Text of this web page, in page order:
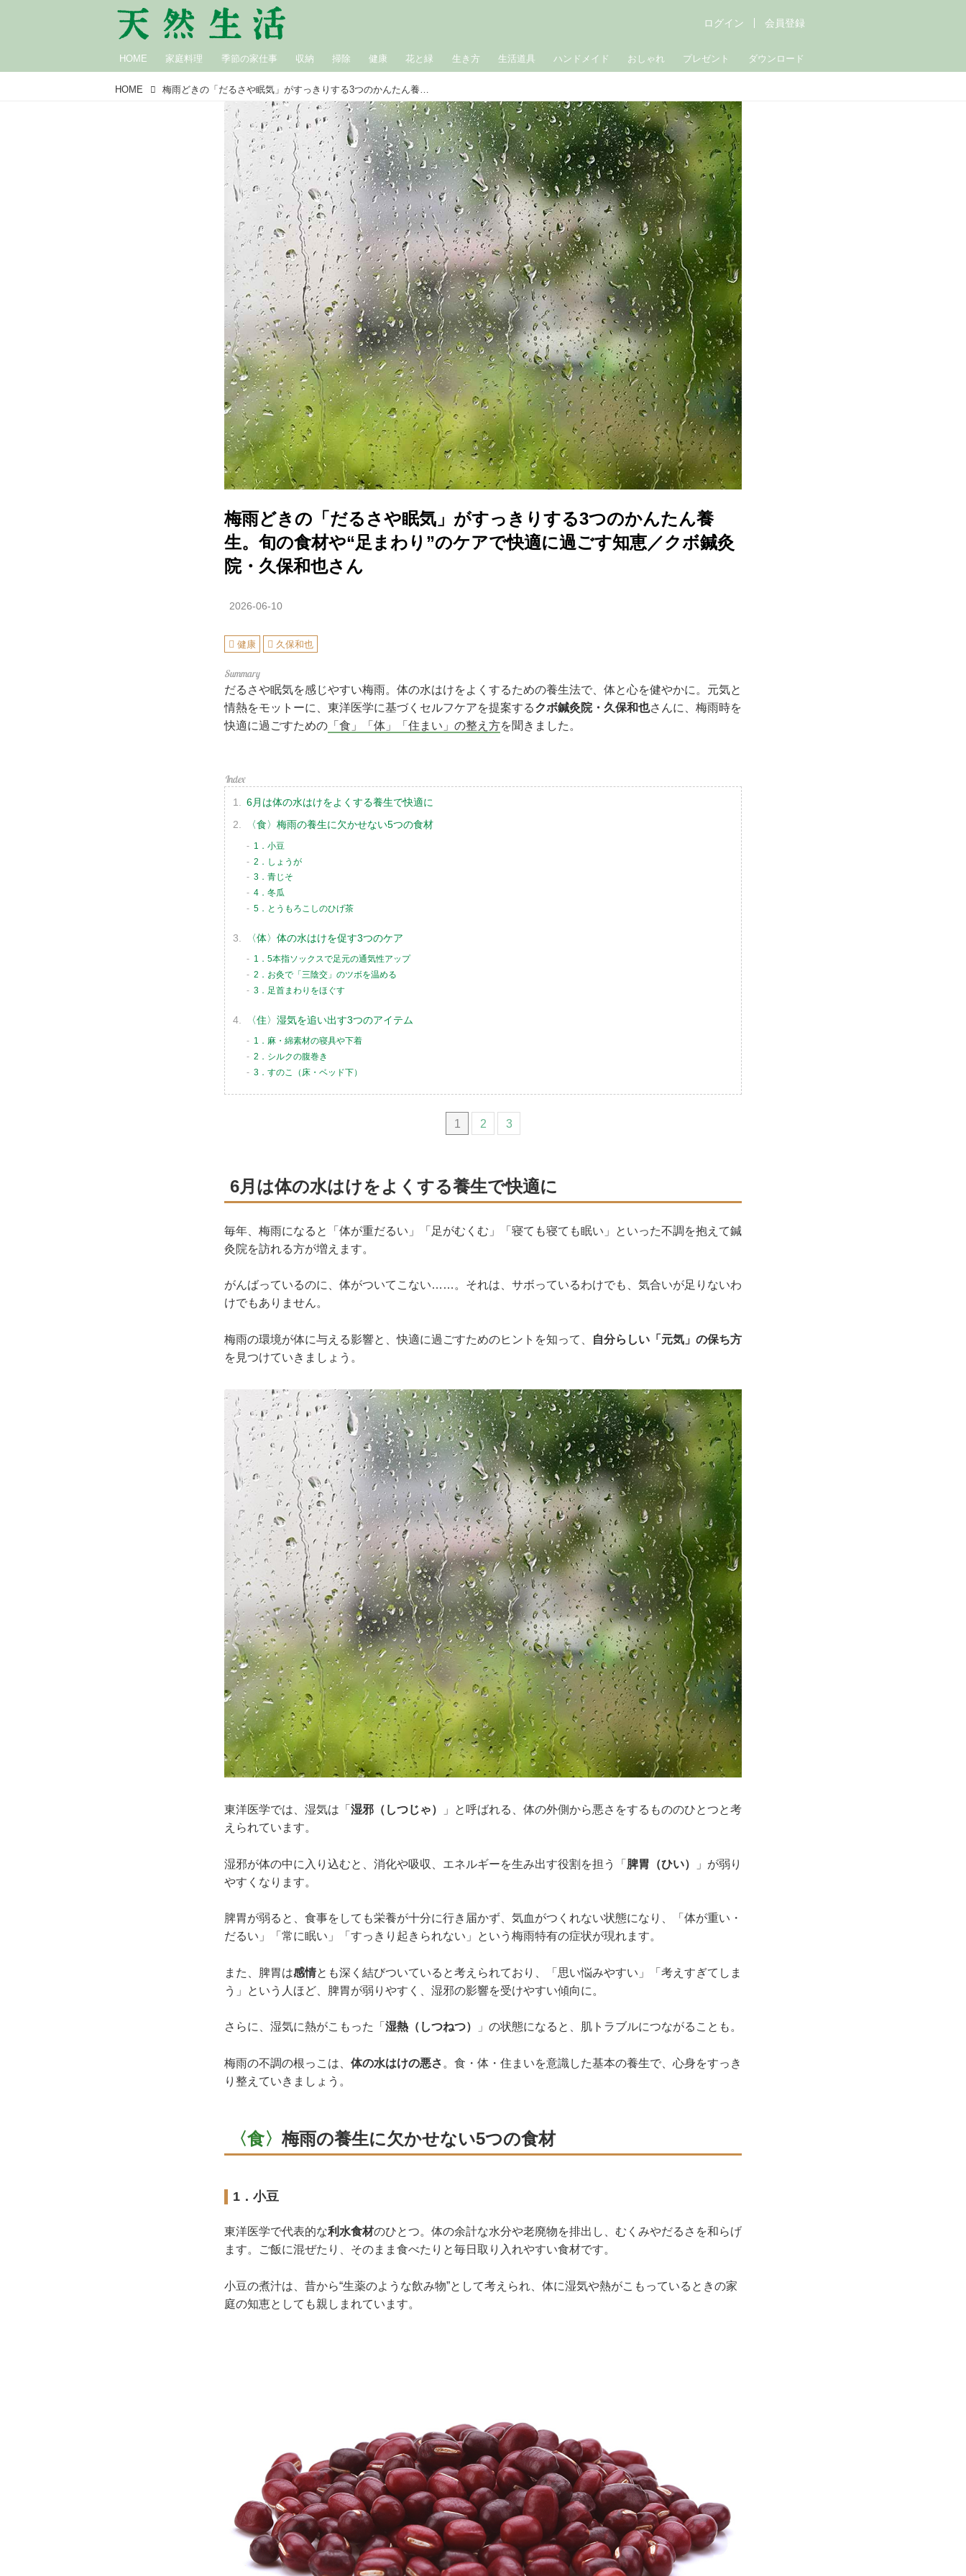
HOME 家庭料理 季節の家仕事 収納 掃除 健康 花と緑 生き方 生活道具 ハンドメイド おしゃれ プレゼント ダウンロード
ログイン 会員登録
HOME 梅雨どきの「だるさや眠気」がすっきりする3つのかんたん養生。旬の食材や“足まわり”のケアで快適に過ごす知恵／クボ鍼灸院・久保和也さん
梅雨どきの「だるさや眠気」がすっきりする3つのかんたん養
生。旬の食材や“足まわり”のケアで快適に過ごす知恵／クボ鍼灸
院・久保和也さん
2026-06-10
健康 久保和也
だるさや眠気を感じやすい梅雨。体の水はけをよくするための養生法で、体と心を健やかに。元気と
情熱をモットーに、東洋医学に基づくセルフケアを提案するクボ鍼灸院・久保和也さんに、梅雨時を
快適に過ごすための 「食」「体」「住まい」の整え方を聞きました。
6月は体の水はけをよくする養生で快適に
〈食〉梅雨の養生に欠かせない5つの食材
1．小豆
2．しょうが
3．青じそ
4．冬瓜
5．とうもろこしのひげ茶
〈体〉体の水はけを促す3つのケア
1．5本指ソックスで足元の通気性アップ
2．お灸で「三陰交」のツボを温める
3．足首まわりをほぐす
〈住〉湿気を追い出す3つのアイテム
1．麻・綿素材の寝具や下着
2．シルクの腹巻き
3．すのこ（床・ベッド下）
1 2 3
6月は体の水はけをよくする養生で快適に
毎年、梅雨になると「体が重だるい」「足がむくむ」「寝ても寝ても眠い」といった不調を抱えて鍼
灸院を訪れる方が増えます。
がんばっているのに、体がついてこない……。それは、サボっているわけでも、気合いが足りないわ
けでもありません。
梅雨の環境が体に与える影響と、快適に過ごすためのヒントを知って、
自分らしい「元気」の保ち方
を見つけていきましょう。
東洋医学では、湿気は「 湿邪（しつじゃ）
」と呼ばれる、体の外側から悪さをするもののひとつと考
えられています。
湿邪が体の中に入り込むと、消化や吸収、エネルギーを生み出す役割を担う「 脾胃（ひい）
」が弱り
やすくなります。
脾胃が弱ると、食事をしても栄養が十分に行き届かず、気血がつくれない状態になり、「体が重い・
だるい」「常に眠い」「すっきり起きられない」という梅雨特有の症状が現れます。
また、脾胃は感情とも深く結びついていると考えられており、「思い悩みやすい」「考えすぎてしま
う」という人ほど、脾胃が弱りやすく、湿邪の影響を受けやすい傾向に。
さらに、湿気に熱がこもった「 湿熱（しつねつ） 」の状態になると、肌トラブルにつながることも。
梅雨の不調の根っこは、 体の水はけの悪さ 。食・体・住まいを意識した基本の養生で、心身をすっき
り整えていきましょう。
〈食〉梅雨の養生に欠かせない5つの食材
1．小豆
東洋医学で代表的な利水食材のひとつ。体の余計な水分や老廃物を排出し、むくみやだるさを和らげ
ます。ご飯に混ぜたり、そのまま食べたりと毎日取り入れやすい食材です。
小豆の煮汁は、昔から“生薬のような飲み物”として考えられ、体に湿気や熱がこもっているときの家
庭の知恵としても親しまれています。